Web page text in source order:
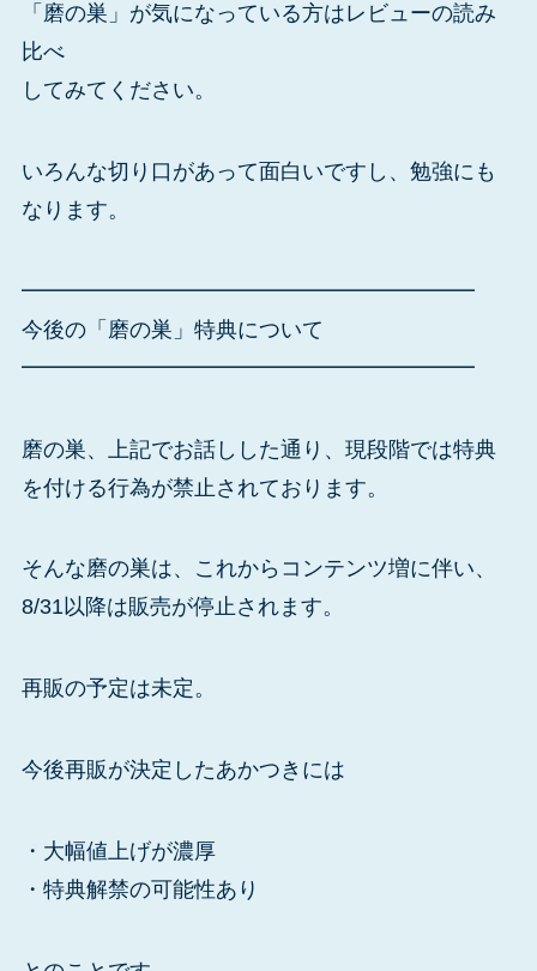
「磨の巣」が気になっている方はレビューの読み
比べ
してみてください。
いろんな切り口があって面白いですし、勉強にも
なります。
━━━━━━━━━━━━━━━━━━━━━
今後の「磨の巣」特典について
━━━━━━━━━━━━━━━━━━━━━
磨の巣、上記でお話しした通り、現段階では特典
を付ける行為が禁止されております。
そんな磨の巣は、これからコンテンツ増に伴い、
8/31以降は販売が停止されます。
再販の予定は未定。
今後再販が決定したあかつきには
・大幅値上げが濃厚
・特典解禁の可能性あり